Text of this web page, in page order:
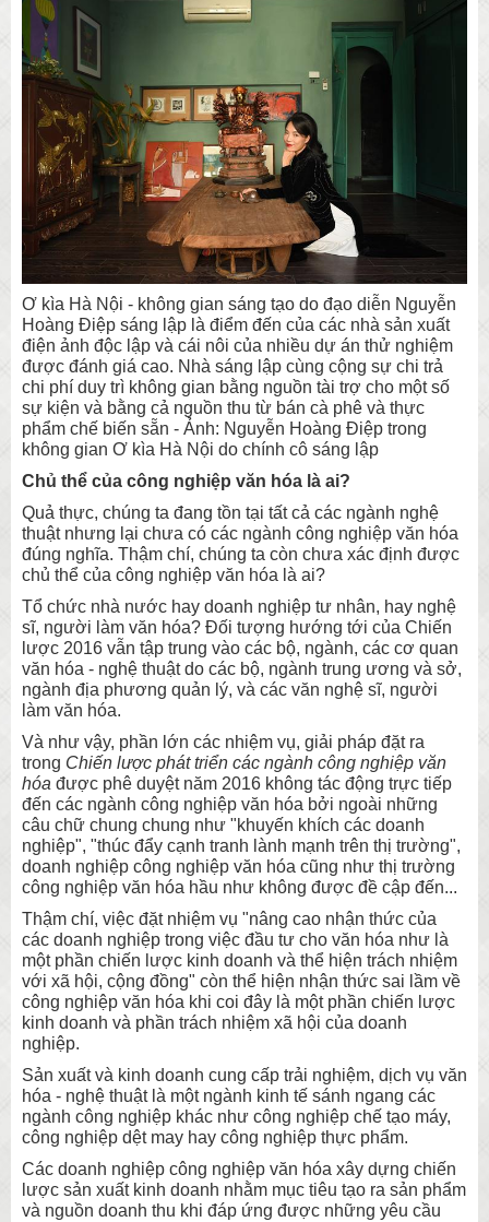
Ơ kìa Hà Nội - không gian sáng tạo do đạo diễn Nguyễn
Hoàng Điệp sáng lập là điểm đến của các nhà sản xuất
điện ảnh độc lập và cái nôi của nhiều dự án thử nghiệm
được đánh giá cao. Nhà sáng lập cùng cộng sự chi trả
chi phí duy trì không gian bằng nguồn tài trợ cho một số
sự kiện và bằng cả nguồn thu từ bán cà phê và thực
phẩm chế biến sẵn - Ảnh: Nguyễn Hoàng Điệp trong
không gian Ơ kìa Hà Nội do chính cô sáng lập
Chủ thể của công nghiệp văn hóa là ai?
Quả thực, chúng ta đang tồn tại tất cả các ngành nghệ
thuật nhưng lại chưa có các ngành công nghiệp văn hóa
đúng nghĩa. Thậm chí, chúng ta còn chưa xác định được
chủ thể của công nghiệp văn hóa là ai?
Tổ chức nhà nước hay doanh nghiệp tư nhân, hay nghệ
sĩ, người làm văn hóa? Đối tượng hướng tới của Chiến
lược 2016 vẫn tập trung vào các bộ, ngành, các cơ quan
văn hóa - nghệ thuật do các bộ, ngành trung ương và sở,
ngành địa phương quản lý, và các văn nghệ sĩ, người
làm văn hóa.
Và như vậy, phần lớn các nhiệm vụ, giải pháp đặt ra
trong Chiến lược phát triển các ngành công nghiệp văn
hóa được phê duyệt năm 2016 không tác động trực tiếp
đến các ngành công nghiệp văn hóa bởi ngoài những
câu chữ chung chung như "khuyến khích các doanh
nghiệp", "thúc đẩy cạnh tranh lành mạnh trên thị trường",
doanh nghiệp công nghiệp văn hóa cũng như thị trường
công nghiệp văn hóa hầu như không được đề cập đến...
Thậm chí, việc đặt nhiệm vụ "nâng cao nhận thức của
các doanh nghiệp trong việc đầu tư cho văn hóa như là
một phần chiến lược kinh doanh và thể hiện trách nhiệm
với xã hội, cộng đồng" còn thể hiện nhận thức sai lầm về
công nghiệp văn hóa khi coi đây là một phần chiến lược
kinh doanh và phần trách nhiệm xã hội của doanh
nghiệp.
Sản xuất và kinh doanh cung cấp trải nghiệm, dịch vụ văn
hóa - nghệ thuật là một ngành kinh tế sánh ngang các
ngành công nghiệp khác như công nghiệp chế tạo máy,
công nghiệp dệt may hay công nghiệp thực phẩm.
Các doanh nghiệp công nghiệp văn hóa xây dựng chiến
lược sản xuất kinh doanh nhằm mục tiêu tạo ra sản phẩm
và nguồn doanh thu khi đáp ứng được những yêu cầu